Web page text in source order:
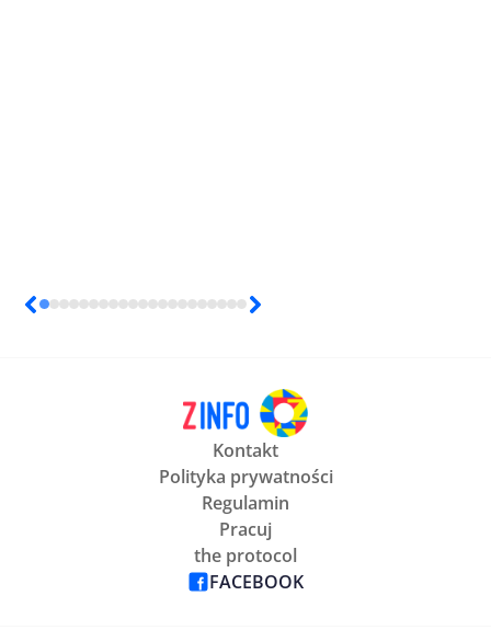
Kontakt
Polityka prywatności
Regulamin
Pracuj
the protocol
FACEBOOK